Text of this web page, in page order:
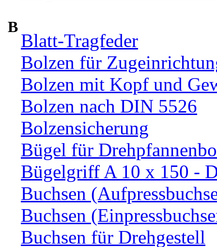
B
Blatt-Tragfeder
Bolzen für
Bolzen mit Kopf und
Bolzen nach DIN 5526
Bolzensicherung
Bügel für
Bügelgriff A 10 x 150 -
Buchsen
Buchsen
Buchsen für Drehgestell